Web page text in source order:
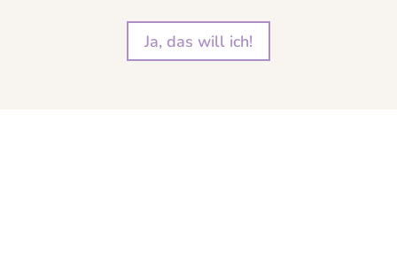
Ja, das will ich!